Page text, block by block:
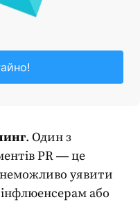
. Один з
PR― це
уявити
або